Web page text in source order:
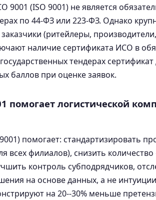
(ISO 9001) не является
по 44-ФЗ или 223-ФЗ. Однако
(ритейлеры,
наличие сертификата ИСО в
тендерах сертификат
баллов при оценке заявок.
помогает логистической
помогает: стандартизировать
всех филиалов), снизить
контроль субподрядчиков,
на основе данных, а не
на 20--30% меньше